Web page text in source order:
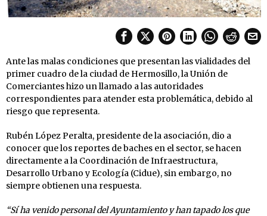
Ante las malas condiciones que presentan las vialidades del
primer cuadro de la ciudad de Hermosillo, la Unión de
Comerciantes hizo un llamado a las autoridades
correspondientes para atender esta problemática, debido al
riesgo que representa.
Rubén López Peralta, presidente de la asociación, dio a
conocer que los reportes de baches en el sector, se hacen
directamente a la Coordinación de Infraestructura,
Desarrollo Urbano y Ecología (Cidue), sin embargo, no
siempre obtienen una respuesta.
“Sí ha venido personal del Ayuntamiento y han tapado los que